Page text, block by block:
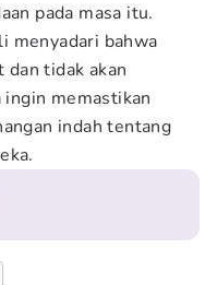
pada masa itu.
menyadari bahwa
dan tidak akan
memastikan
indah tentang